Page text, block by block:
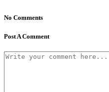
No Comments
Post A Comment